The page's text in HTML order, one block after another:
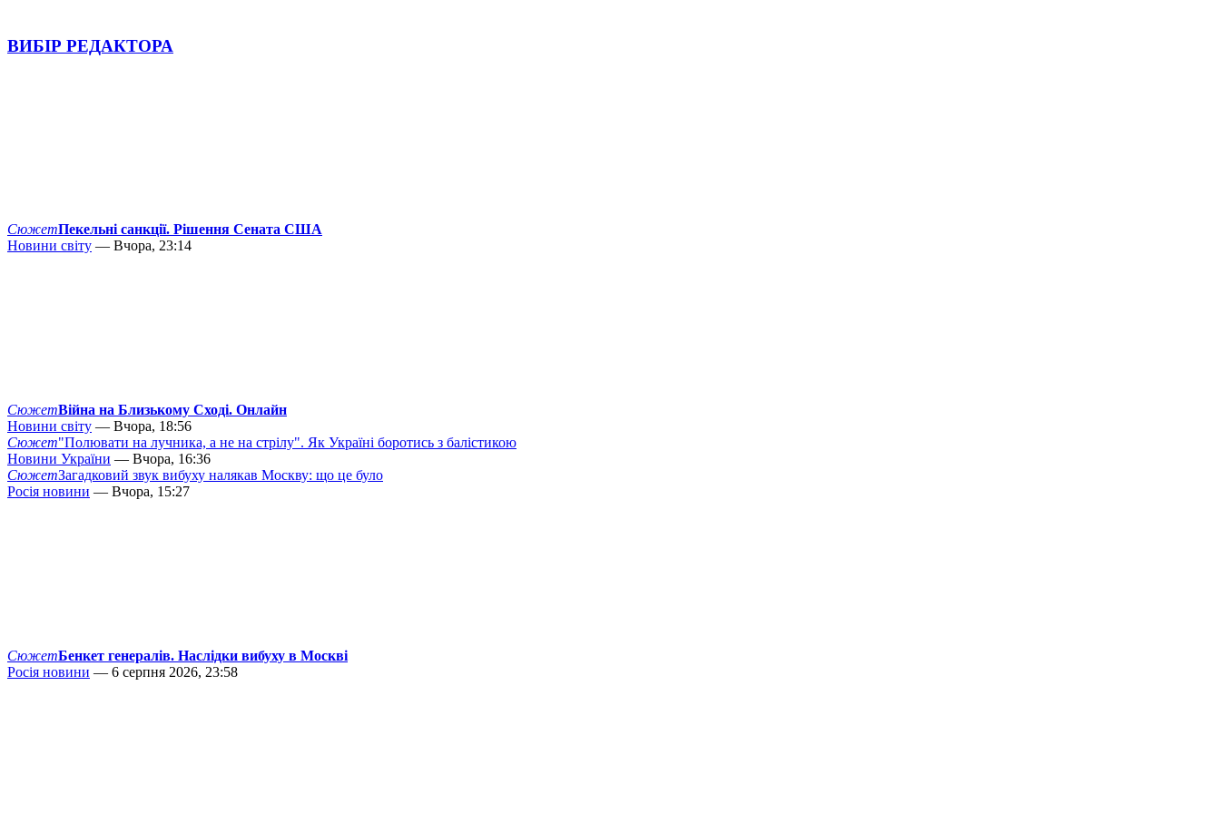
ВИБІР РЕДАКТОРА
СюжетПекельні санкції. Рішення Сената США
Новини світу — Вчора, 23:14
СюжетВійна на Близькому Сході. Онлайн
Новини світу — Вчора, 18:56
Сюжет"Полювати на лучника, а не на стрілу". Як Україні боротись з балістикою
Новини України — Вчора, 16:36
СюжетЗагадковий звук вибуху налякав Москву: що це було
Росія новини — Вчора, 15:27
СюжетБенкет генералів. Наслідки вибуху в Москві
Росія новини — 6 серпня 2026, 23:58